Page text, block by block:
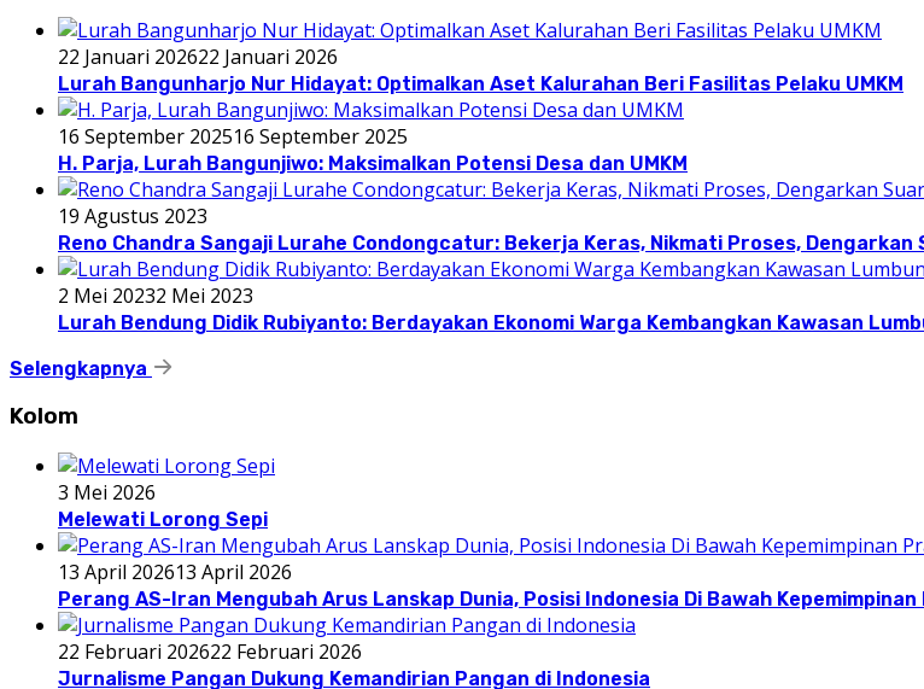
22 Januari 202622 Januari 2026
Lurah Bangunharjo Nur Hidayat: Optimalkan Aset Kalurahan Beri Fasilitas Pelaku UMKM
16 September 202516 September 2025
H. Parja, Lurah Bangunjiwo: Maksimalkan Potensi Desa dan UMKM
19 Agustus 2023
Reno Chandra Sangaji Lurahe Condongcatur: Bekerja Keras, Nikmati Proses,
2 Mei 20232 Mei 2023
Lurah Bendung Didik Rubiyanto: Berdayakan Ekonomi Warga Kembangkan Kawasan
Selengkapnya
Kolom
3 Mei 2026
Melewati Lorong Sepi
13 April 202613 April 2026
Perang AS-Iran Mengubah Arus Lanskap Dunia, Posisi Indonesia Di Bawah
22 Februari 202622 Februari 2026
Jurnalisme Pangan Dukung Kemandirian Pangan di Indonesia